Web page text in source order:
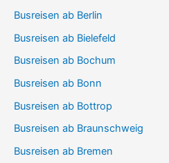
Busreisen ab Berlin
Busreisen ab Bielefeld
Busreisen ab Bochum
Busreisen ab Bonn
Busreisen ab Bottrop
Busreisen ab Braunschweig
Busreisen ab Bremen